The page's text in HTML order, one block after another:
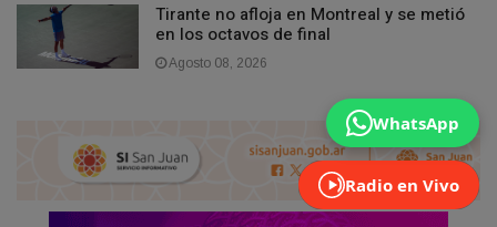
Radio en Vivo
WhatsApp
Tirante no afloja en Montreal y se metió
en los octavos de final
Agosto 08, 2026